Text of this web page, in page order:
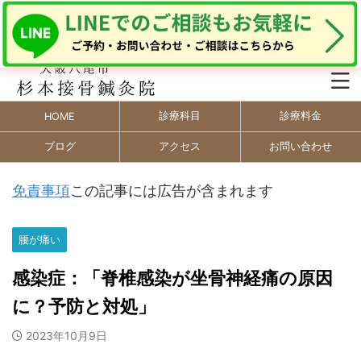
HOME 診療科目 診療料金
ブログ アクセス お問い合わせ
免責事項この記事には広告が含まれます
腰が痛い
感染症：「脊椎感染が坐骨神経痛の原因
に？予防と対処」
2023年10月9日